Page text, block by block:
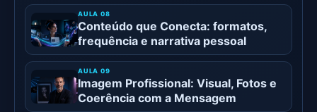
Conteúdo que Conecta: formatos,
frequência e narrativa pessoal
Imagem Profissional: Visual, Fotos e
Coerência com a Mensagem